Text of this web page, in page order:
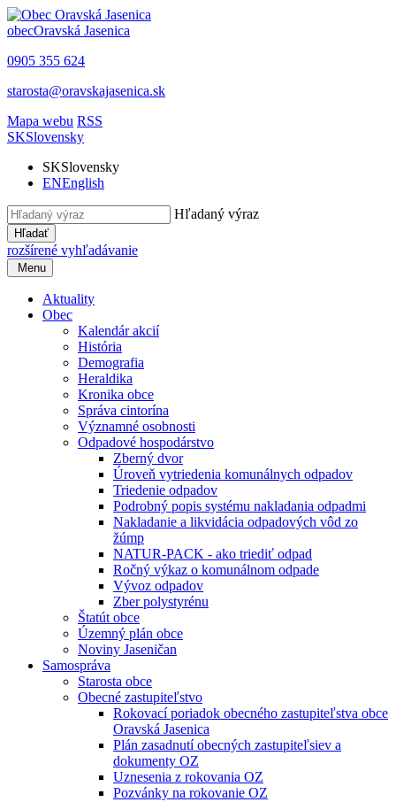
obecOravská Jasenica
0905 355 624
starosta@oravskajasenica.sk
Mapa webu RSS
SKSlovensky
SKSlovensky
ENEnglish
Hľadaný výraz
Hľadať
rozšírené vyhľadávanie
Menu
Aktuality
Obec
Kalendár akcií
História
Demografia
Heraldika
Kronika obce
Správa cintorína
Významné osobnosti
Odpadové hospodárstvo
Zberný dvor
Úroveň vytriedenia komunálnych odpadov
Triedenie odpadov
Podrobný popis systému nakladania odpadmi
Nakladanie a likvidácia odpadových vôd zo
žúmp
NATUR-PACK - ako triediť odpad
Ročný výkaz o komunálnom odpade
Vývoz odpadov
Zber polystyrénu
Štatút obce
Územný plán obce
Noviny Jaseničan
Samospráva
Starosta obce
Obecné zastupiteľstvo
Rokovací poriadok obecného zastupiteľstva obce
Oravská Jasenica
Plán zasadnutí obecných zastupiteľsiev a
dokumenty OZ
Uznesenia z rokovania OZ
Pozvánky na rokovanie OZ